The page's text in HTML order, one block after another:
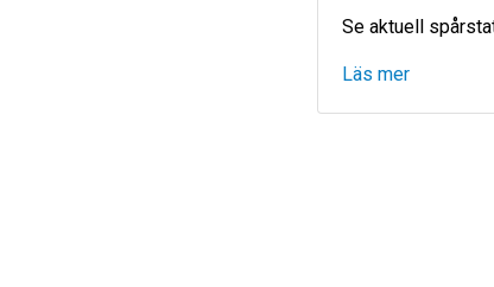
Se aktuell
Läs mer